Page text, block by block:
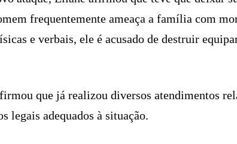
frequentemente ameaça a família com
e verbais, ele é acusado de destruir
que já realizou diversos atendimentos
legais adequados à situação.